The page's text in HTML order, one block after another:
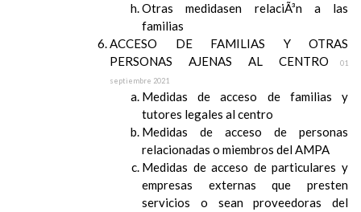
Otras medidasen relaciÃ³n a las
familias
ACCESO DE FAMILIAS Y OTRAS
PERSONAS AJENAS AL CENTRO
01
septiembre 2021
Medidas de acceso de familias y
tutores legales al centro
Medidas de acceso de personas
relacionadas o miembros del AMPA
Medidas de acceso de particulares y
empresas externas que presten
servicios o sean proveedoras del